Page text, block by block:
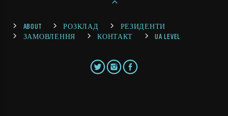
ABOUT РОЗКЛАД
РЕЗИДЕНТИ
ЗАМОВЛЕННЯ
КОНТАКТ UA LEVEL